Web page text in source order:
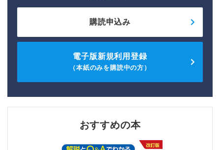
購読申込み
電子版新規利用登録
（本紙のみを購読中の方）
おすすめの本